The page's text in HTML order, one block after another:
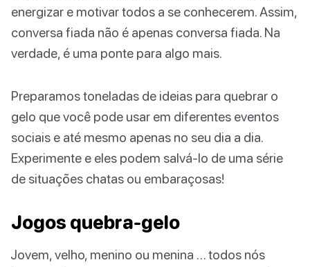
energizar e motivar todos a se conhecerem. Assim,
conversa fiada não é apenas conversa fiada. Na
verdade, é uma ponte para algo mais.
Preparamos toneladas de ideias para quebrar o
gelo que você pode usar em diferentes eventos
sociais e até mesmo apenas no seu dia a dia.
Experimente e eles podem salvá-lo de uma série
de situações chatas ou embaraçosas!
Jogos quebra-gelo
Jovem, velho, menino ou menina … todos nós